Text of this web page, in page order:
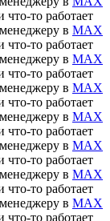
то работает
в MAX
то работает
в MAX
то работает
в MAX
то работает
в MAX
то работает
в MAX
то работает
в MAX
то работает
в MAX
то работает